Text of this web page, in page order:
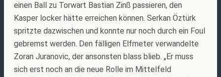
einen Ball zu Torwart Bastian Zinß passieren, den
Kasper locker hätte erreichen können. Serkan Öztürk
spritzte dazwischen und konnte nur noch durch ein Foul
gebremst werden. Den fälligen Elfmeter verwandelte
Zoran Juranovic, der ansonsten blass blieb. „Er muss
sich erst noch an die neue Rolle im Mittelfeld